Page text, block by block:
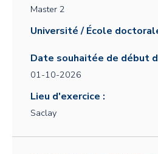
Master 2
Université / École
Date souhaitée de début
01-10-2026
Lieu d'exercice :
Saclay